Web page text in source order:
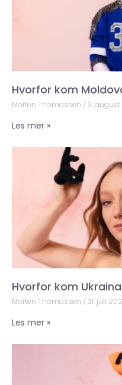
Hvorfor kom
Morten Thomassen 3.
Les mer »
Hvorfor kom
Morten Thomassen 31. juli
Les mer »